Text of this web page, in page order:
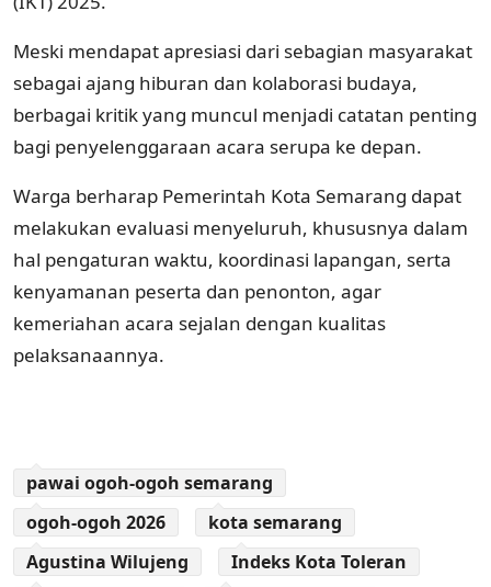
Meski mendapat apresiasi dari sebagian masyarakat
sebagai ajang hiburan dan kolaborasi budaya,
berbagai kritik yang muncul menjadi catatan penting
bagi penyelenggaraan acara serupa ke depan.
Warga berharap Pemerintah Kota Semarang dapat
melakukan evaluasi menyeluruh, khususnya dalam
hal pengaturan waktu, koordinasi lapangan, serta
kenyamanan peserta dan penonton, agar
kemeriahan acara sejalan dengan kualitas
pelaksanaannya.
pawai ogoh-ogoh semarang
ogoh-ogoh 2026
kota semarang
Agustina Wilujeng
Indeks Kota Toleran